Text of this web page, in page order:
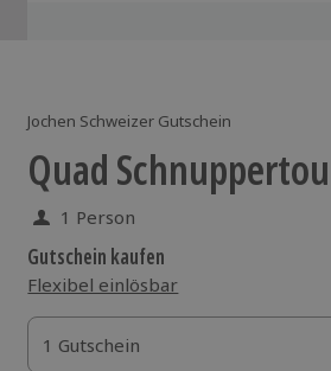
Jochen Schweizer Gutschein
Quad
1 Person
Gutschein kaufen
Flexibel einlösbar
1 Gutschein
1 Gutschein
1 Gutschein